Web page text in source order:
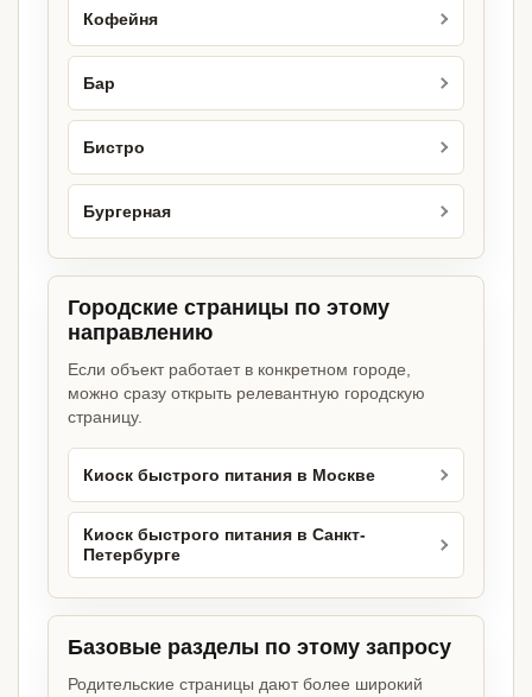
Кофейня
Бар
Бистро
Бургерная
Городские страницы по этому
направлению
Если объект работает в конкретном городе,
можно сразу открыть релевантную городскую
страницу.
Киоск быстрого питания в Москве
Киоск быстрого питания в Санкт-
Петербурге
Базовые разделы по этому запросу
Родительские страницы дают более широкий